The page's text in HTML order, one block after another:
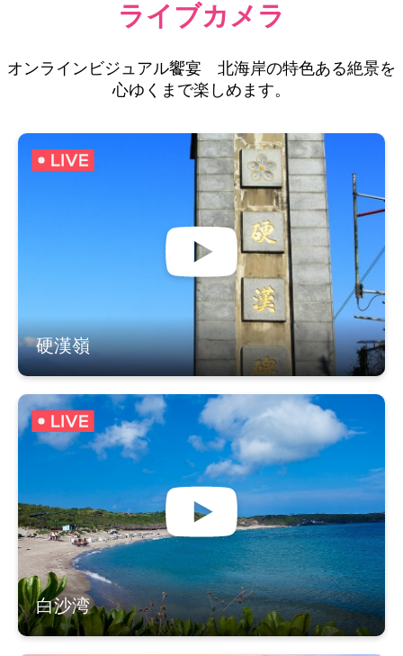
ライブカメラ
オンラインビジュアル饗宴 北海岸の特色ある絶景を
心ゆくまで楽しめます。
硬漢嶺
白沙湾